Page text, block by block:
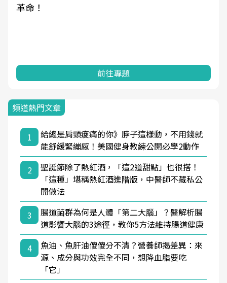
革命！
前往專題
頻道熱門文章
1
給總是肩頸痠痛的你》脖子這樣動，不用錢就
能舒緩緊繃感！美國健身教練公開必學2動作
2
聖誕節除了熱紅酒，「這2道甜點」也很搭！
「這種」堪稱熱紅酒進階版，中醫師不藏私公
開做法
3
腸道菌群為何是人體「第二大腦」？醫解析腸
道影響大腦的3途徑，教你5方法維持腸道健康
4
魚油、魚肝油傻傻分不清？營養師揭差異：來
源、成分與功效完全不同，想降血脂要吃
「它」